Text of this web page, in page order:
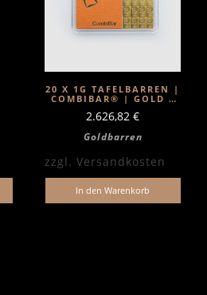
20 X 1G TAFELBARREN |
COMBIBAR® | GOLD |
2.626,82 €
Goldbarren
zzgl. Versandkosten
In den Warenkorb